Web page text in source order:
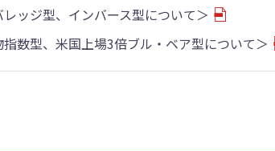
ッジ型、インバース型について＞
数型、米国上場3倍ブル・ベア型について＞